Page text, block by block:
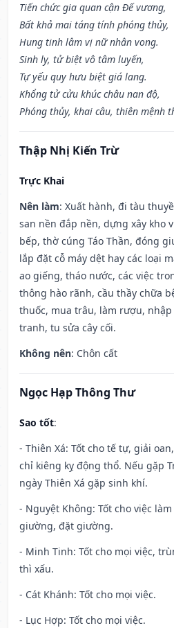
Tiến chức gia quan cận Đế vương,
Bất khả mai táng tính phóng thủy,
Hung tinh lâm vị nữ nhân vong.
Sinh ly, tử biệt vô tâm luyến,
Tự yếu quy hưu biệt giá lang.
Khổng tử cửu khúc châu nan độ,
Phóng thủy, khai câu, thiên mệnh
Thập Nhị Kiến Trừ
Trực Khai
Nên làm: Xuất hành, đi tàu
san nền đắp nền, dựng xây kho
bếp, thờ cúng Táo Thần, đóng
lắp đặt cỗ máy dệt hay các loại
ao giếng, tháo nước, các việc
thông hào rãnh, cầu thầy chữa
thuốc, mua trâu, làm rượu, nhập
tranh, tu sửa cây cối.
Không nên: Chôn cất
Ngọc Hạp Thông Thư
Sao tốt:
- Thiên Xá: Tốt cho tế tự, giải
chỉ kiêng kỵ động thổ. Nếu gặp
ngày Thiên Xá gặp sinh khí.
- Nguyệt Không: Tốt cho việc
giường, đặt giường.
- Minh Tinh: Tốt cho mọi việc,
thì xấu.
- Cát Khánh: Tốt cho mọi việc.
- Lục Hợp: Tốt cho mọi việc.